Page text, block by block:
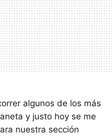
algunos de los más
y justo hoy se me
nuestra sección